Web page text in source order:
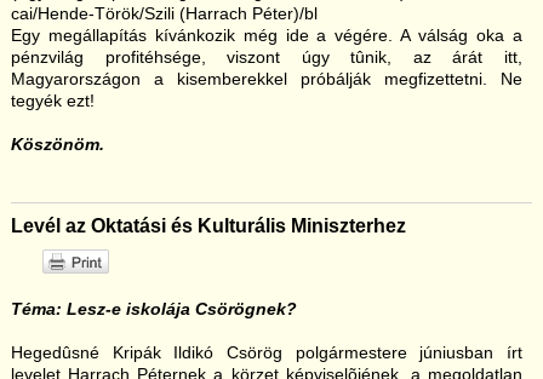
cai/Hende-Török/Szili (Harrach Péter)/bl
Egy megállapítás kívánkozik még ide a végére. A válság oka a
pénzvilág profitéhsége, viszont úgy tûnik, az árát itt,
Magyarországon a kisemberekkel próbálják megfizettetni. Ne
tegyék ezt!
Köszönöm.
Levél az Oktatási és Kulturális Miniszterhez
Téma: Lesz-e iskolája Csörögnek?
Hegedûsné Kripák Ildikó Csörög polgármestere júniusban írt
levelet Harrach Péternek a körzet képviselõjének, a megoldatlan